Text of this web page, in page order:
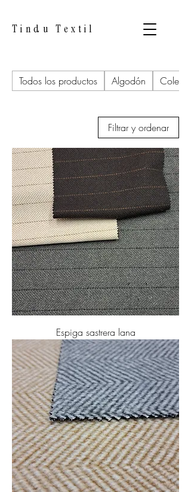
Tindu Textil
Todos los productos Algodón
Filtrar y ordenar
Espiga sastrera lana